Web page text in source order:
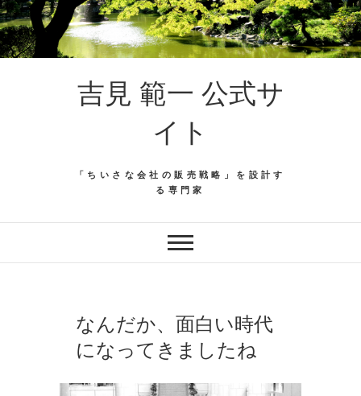
吉見 範一 公式サ
イト
「ちいさな会社の販売戦略」を設計す
る専門家
なんだか、面白い時代
になってきましたね